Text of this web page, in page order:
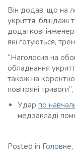
Він додав, що на
укриття, бліндажі
додаткові
які готуються,
“Наголосив на
обладнання
також на
повітряні
Удар по
медзакладі
Posted in Головне,